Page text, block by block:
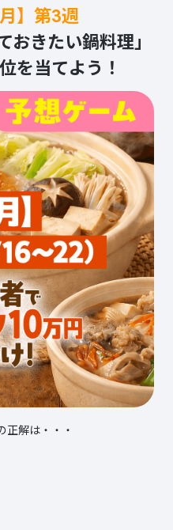
】第3週
おきたい鍋料理」
を当てよう！
正解は・・・